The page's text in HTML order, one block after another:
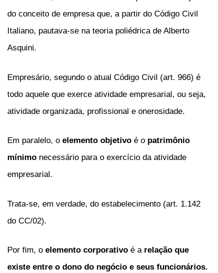
do conceito de empresa que, a partir do Código Civil
Italiano, pautava-se na teoria poliédrica de Alberto
Asquini.
Empresário, segundo o atual Código Civil (art. 966) é
todo aquele que exerce atividade empresarial, ou seja,
atividade organizada, profissional e onerosidade.
Em paralelo, o elemento objetivo é o patrimônio
mínimo necessário para o exercício da atividade
empresarial.
Trata-se, em verdade, do estabelecimento (art. 1.142
do CC/02).
Por fim, o elemento corporativo é a relação que
existe entre o dono do negócio e seus funcionários.